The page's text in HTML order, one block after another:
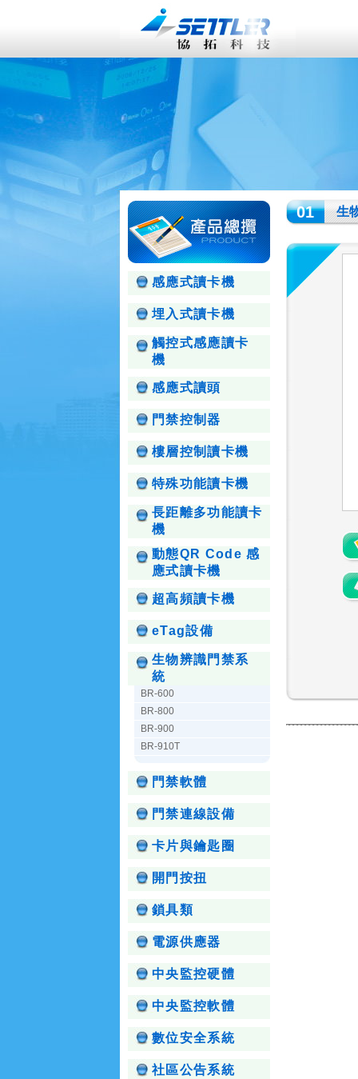
感應式讀卡機
埋入式讀卡機
觸控式感應讀卡
機
感應式讀頭
門禁控制器
樓層控制讀卡機
特殊功能讀卡機
長距離多功能讀卡
機
動態QR Code 感
應式讀卡機
超高頻讀卡機
eTag設備
生物辨識門禁系
統
BR-600
BR-800
BR-900
BR-910T
門禁軟體
門禁連線設備
卡片與鑰匙圈
開門按扭
鎖具類
電源供應器
中央監控硬體
中央監控軟體
數位安全系統
社區公告系統
01 生